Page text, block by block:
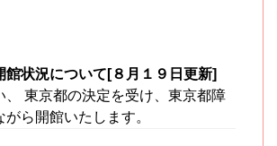
館状況について[８月１９日更新]
東京都の決定を受け、東京都障
ら開館いたします。